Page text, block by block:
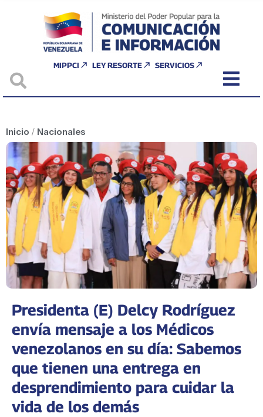
MIPPCI LEY RESORTE SERVICIOS
Inicio / Nacionales
Presidenta (E) Delcy Rodríguez
envía mensaje a los Médicos
venezolanos en su día: Sabemos
que tienen una entrega en
desprendimiento para cuidar la
vida de los demás